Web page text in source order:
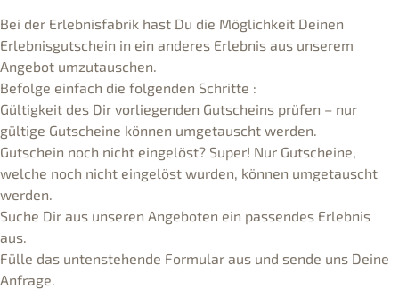
Bei der Erlebnisfabrik hast Du die Möglichkeit Deinen
Erlebnisgutschein in ein anderes Erlebnis aus unserem
Angebot umzutauschen.
Befolge einfach die folgenden Schritte :
Gültigkeit des Dir vorliegenden Gutscheins prüfen – nur
gültige Gutscheine können umgetauscht werden.
Gutschein noch nicht eingelöst? Super! Nur Gutscheine,
welche noch nicht eingelöst wurden, können umgetauscht
werden.
Suche Dir aus unseren Angeboten ein passendes Erlebnis
aus.
Fülle das untenstehende Formular aus und sende uns Deine
Anfrage.